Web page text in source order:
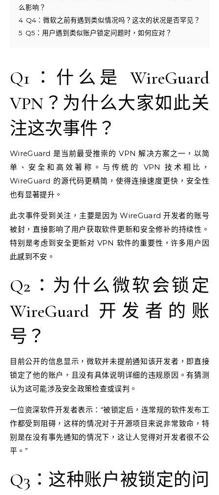
么影响？
4 Q4：微软之前有遇到类似情况吗？这次的状况是否罕见？
5 Q5：用户遇到类似账户锁定问题时，如何应对？
Q1：什么是 WireGuard
VPN？为什么大家如此关
注这次事件？
WireGuard 是当前最受推崇的 VPN 解决方案之一，以简
单、安全和高效著称。与传统的 VPN 技术相比，
WireGuard 的源代码更精简，使得连接速度更快，安全性
也有显著提升。
此次事件受到关注，主要是因为 WireGuard 开发者的账号
被封，直接影响了用户获取软件更新和安全修补的持续性。
特别是考虑到安全更新对 VPN 软件的重要性，许多用户因
此感到不安。
Q2：为什么微软会锁定
WireGuard 开发者的账
号？
目前公开的信息显示，微软并未提前通知该开发者，即直接
锁定了他的账户，且没有具体说明详细的违规原因。有猜测
认为这可能涉及安全政策检查或误判。
一位资深软件开发者表示：“被锁定后，连常规的软件发布工
作都受到阻碍，这样的情况对于开源项目来说非常致命，特
别是在没有事先通知的情况下，这让人觉得对开发者很不公
平。”
Q3：这种账户被锁定的问